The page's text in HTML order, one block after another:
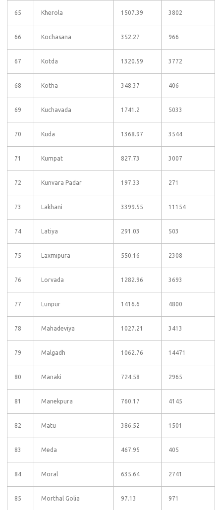
65 Kherola 1507.39 3802
66 Kochasana 352.27 966
67 Kotda 1320.59 3772
68 Kotha 348.37 406
69 Kuchavada 1741.2 5033
70 Kuda 1368.97 3544
71 Kumpat 827.73 3007
72 Kunvara Padar 197.33 271
73 Lakhani 3399.55 11154
74 Latiya 291.03 503
75 Laxmipura 550.16 2308
76 Lorvada 1282.96 3693
77 Lunpur 1416.6 4800
78 Mahadeviya 1027.21 3413
79 Malgadh 1062.76 14471
80 Manaki 724.58 2965
81 Manekpura 760.17 4145
82 Matu 386.52 1501
83 Meda 467.95 405
84 Moral 635.64 2741
85 Morthal Golia 97.13 971